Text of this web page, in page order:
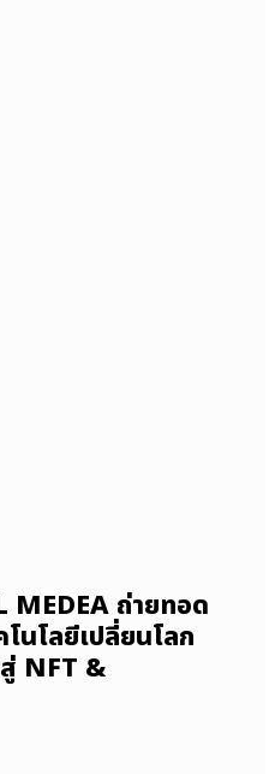
MEDEA ถ่ายทอด
นโลยีเปลี่ยนโลก
NFT &